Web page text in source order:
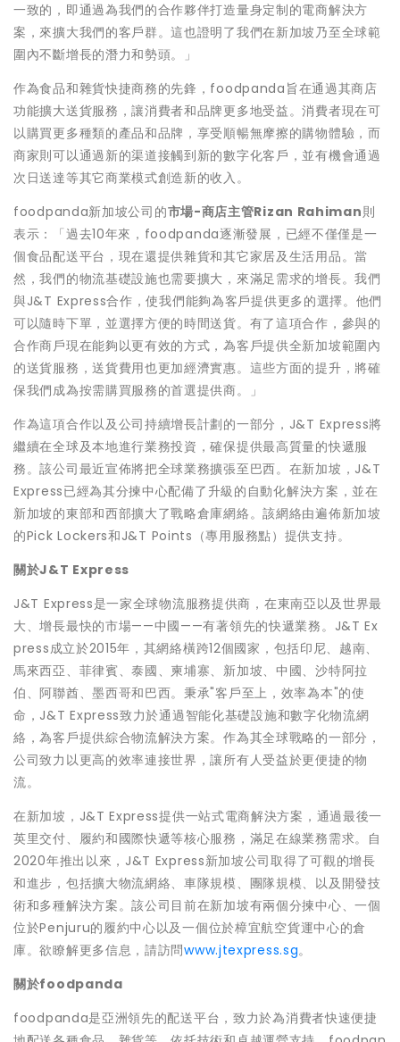
一致的，即通過為我們的合作夥伴打造量身定制的電商解決方
案，來擴大我們的客戶群。這也證明了我們在新加坡乃至全球範
圍內不斷增長的潛力和勢頭。」
作為食品和雜貨快捷商務的先鋒，foodpanda旨在通過其商店
功能擴大送貨服務，讓消費者和品牌更多地受益。消費者現在可
以購買更多種類的產品和品牌，享受順暢無摩擦的購物體驗，而
商家則可以通過新的渠道接觸到新的數字化客戶，並有機會通過
次日送達等其它商業模式創造新的收入。
foodpanda新加坡公司的市場-商店主管Rizan Rahiman則
表示：「過去10年來，foodpanda逐漸發展，已經不僅僅是一
個食品配送平台，現在還提供雜貨和其它家居及生活用品。當
然，我們的物流基礎設施也需要擴大，來滿足需求的增長。我們
與J&T Express合作，使我們能夠為客戶提供更多的選擇。他們
可以隨時下單，並選擇方便的時間送貨。有了這項合作，參與的
合作商戶現在能夠以更有效的方式，為客戶提供全新加坡範圍內
的送貨服務，送貨費用也更加經濟實惠。這些方面的提升，將確
保我們成為按需購買服務的首選提供商。」
作為這項合作以及公司持續增長計劃的一部分，J&T Express將
繼續在全球及本地進行業務投資，確保提供最高質量的快遞服
務。該公司最近宣佈將把全球業務擴張至巴西。在新加坡，J&T
Express已經為其分揀中心配備了升級的自動化解決方案，並在
新加坡的東部和西部擴大了戰略倉庫網絡。該網絡由遍佈新加坡
的Pick Lockers和J&T Points（專用服務點）提供支持。
關於J&T Express
J&T Express是一家全球物流服務提供商，在東南亞以及世界最
大、增長最快的市場——中國——有著領先的快遞業務。J&T Ex
press成立於2015年，其網絡橫跨12個國家，包括印尼、越南、
馬來西亞、菲律賓、泰國、柬埔寨、新加坡、中國、沙特阿拉
伯、阿聯酋、墨西哥和巴西。秉承"客戶至上，效率為本"的使
命，J&T Express致力於通過智能化基礎設施和數字化物流網
絡，為客戶提供綜合物流解決方案。作為其全球戰略的一部分，
公司致力以更高的效率連接世界，讓所有人受益於更便捷的物
流。
在新加坡，J&T Express提供一站式電商解決方案，通過最後一
英里交付、履約和國際快遞等核心服務，滿足在線業務需求。自
2020年推出以來，J&T Express新加坡公司取得了可觀的增長
和進步，包括擴大物流網絡、車隊規模、團隊規模、以及開發技
術和多種解決方案。該公司目前在新加坡有兩個分揀中心、一個
位於Penjuru的履約中心以及一個位於樟宜航空貨運中心的倉
庫。欲瞭解更多信息，請訪問www.jtexpress.sg。
關於foodpanda
foodpanda是亞洲領先的配送平台，致力於為消費者快速便捷